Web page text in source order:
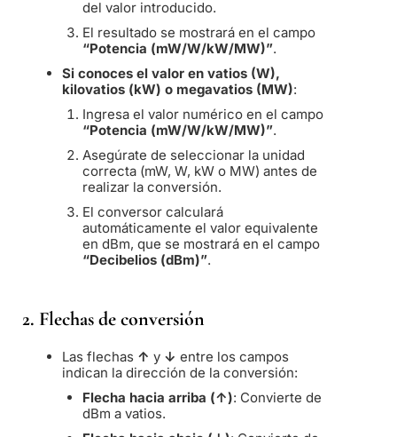
del valor introducido.
El resultado se mostrará en el campo
“Potencia (mW/W/kW/MW)”.
Si conoces el valor en vatios (W),
kilovatios (kW) o megavatios (MW):
Ingresa el valor numérico en el campo
“Potencia (mW/W/kW/MW)”.
Asegúrate de seleccionar la unidad
correcta (mW, W, kW o MW) antes de
realizar la conversión.
El conversor calculará
automáticamente el valor equivalente
en dBm, que se mostrará en el campo
“Decibelios (dBm)”.
2. Flechas de conversión
Las flechas ↑ y ↓ entre los campos
indican la dirección de la conversión:
Flecha hacia arriba (↑): Convierte de
dBm a vatios.